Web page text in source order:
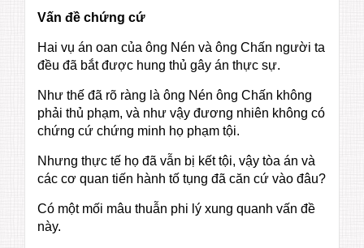
Vấn đề chứng cứ
Hai vụ án oan của ông Nén và ông Chấn người ta
đều đã bắt được hung thủ gây án thực sự.
Như thế đã rõ ràng là ông Nén ông Chấn không
phải thủ phạm, và như vậy đương nhiên không có
chứng cứ chứng minh họ phạm tội.
Nhưng thực tế họ đã vẫn bị kết tội, vậy tòa án và
các cơ quan tiến hành tố tụng đã căn cứ vào đâu?
Có một mối mâu thuẫn phi lý xung quanh vấn đề
này.